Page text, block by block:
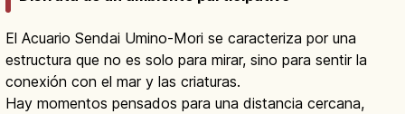
El Acuario Sendai Umino-Mori se caracteriza por una
estructura que no es solo para mirar, sino para sentir la
conexión con el mar y las criaturas.
Hay momentos pensados para una distancia cercana,